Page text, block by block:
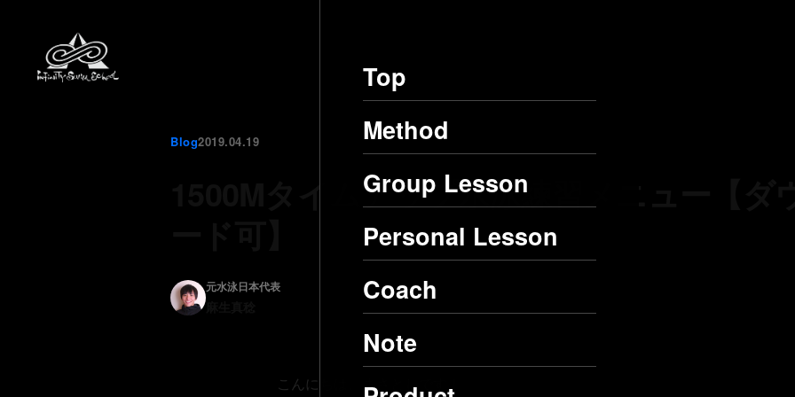
Top
Method
Group Lesson
Personal Lesson
Coach
Note
Blog2019.04.19
1500Mタイムアップ水泳練習メニュー【ダ
元水泳日本代表
こんにちは、まさとしです！